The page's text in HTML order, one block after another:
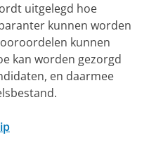
uitgelegd hoe
kunnen worden
kunnen
kan worden gezorgd
en daarmee